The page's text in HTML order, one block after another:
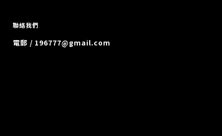
聯絡我們
電郵 / 196777@gmail.com